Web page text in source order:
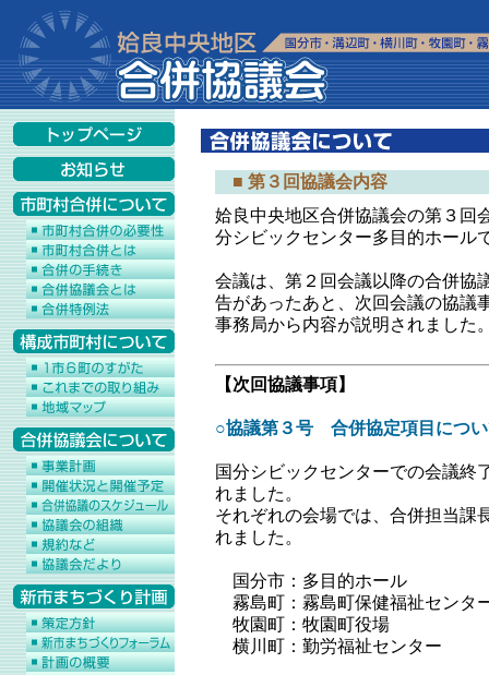
■ 第３回協議会内容
姶良中央地区合併協議会の第３回
分シビックセンター多目的ホール
会議は、第２回会議以降の合併協
告があったあと、次回会議の協議
事務局から内容が説明されました
【次回協議事項】
○協議第３号 合併協定項目につ
国分シビックセンターでの会議終
れました。
それぞれの会場では、合併担当課
れました。
国分市：多目的ホール
霧島町：霧島町保健福祉センタ
牧園町：牧園町役場
横川町：勤労福祉センター